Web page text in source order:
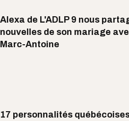
Alexa de L'ADLP 9 nous
nouvelles de son mariage
Marc-Antoine
17 personnalités